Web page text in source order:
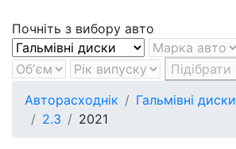
Почніть з вибору авто
Підібрати
Авторасходнік
Гальмівні диски
2.3
2021